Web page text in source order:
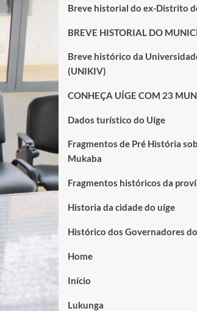
Breve historial do ex-Distrito
BREVE HISTORIAL DO
Breve histórico da
(UNIKIV)
CONHEÇA UÍGE COM 23
Dados turístico do Uíge
Fragmentos de Pré História
Mukaba
Fragmentos históricos da
Historia da cidade do uíge
Histórico dos Governadores
Home
Início
Lukunga